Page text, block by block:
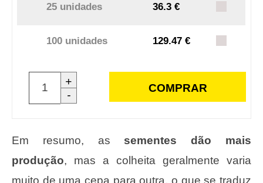
25 unidades 36.3 €
100 unidades 129.47 €
+
-
COMPRAR
Em resumo, as sementes dão mais
produção, mas a colheita geralmente varia
muito de uma cepa para outra, o que se traduz